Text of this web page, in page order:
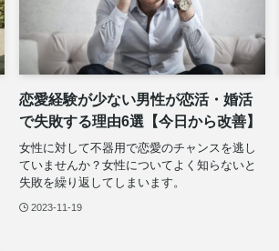
恋愛経験が少ない男性が恋活・婚活
で失敗する理由6選【今日から改善】
女性に対して不器用で恋愛のチャンスを逃し
ていませんか？女性についてよく知らないと
失敗を繰り返してしまいます。
2023-11-19